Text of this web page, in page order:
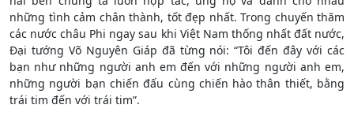
những tình cảm chân thành, tốt đẹp nhất. Trong chuyến thăm
các nước châu Phi ngay sau khi Việt Nam thống nhất đất nước,
Đại tướng Võ Nguyên Giáp đã từng nói: “Tôi đến đây với các
bạn như những người anh em đến với những người anh em,
những người bạn chiến đấu cùng chiến hào thân thiết, bằng
trái tim đến với trái tim”.